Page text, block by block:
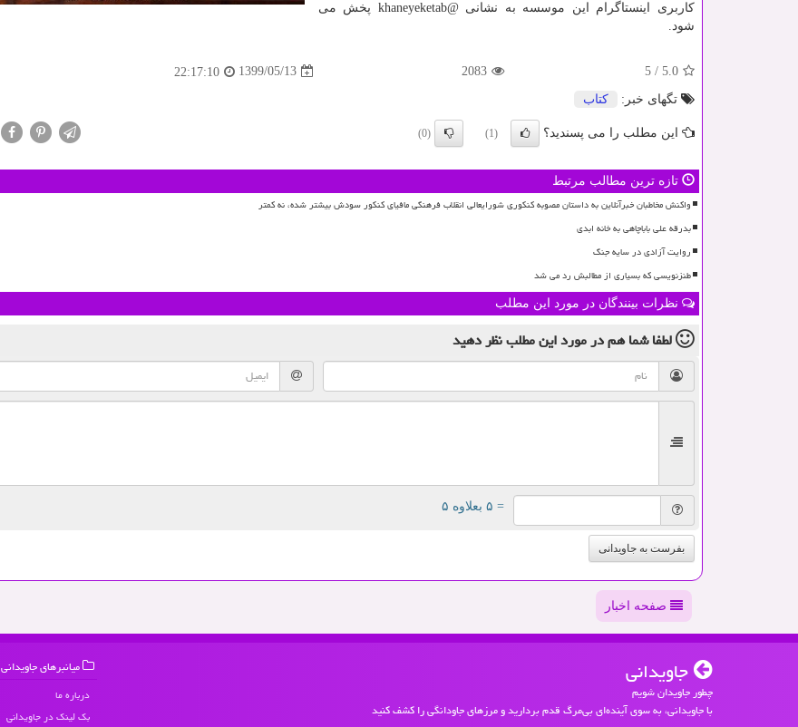
کاربری اینستاگرام این موسسه به نشانی @khaneyeketab پخش می
شود.
5.0
/
5
2083
1399/05/13
22:17:10
تگهای خبر:
كتاب
این مطلب را می پسندید؟ (1)
(0)
تازه ترین مطالب مرتبط
واکنش مخاطبان خبرآنلاین به داستان مصوبه کنکوری شورایعالی انقلاب فرهنگی مافیای کنکور سودش بیشتر شده، نه کمتر
بدرقه علی باباچاهی به خانه ابدی
روایت آزادی در سایه جنگ
طنزنویسی که بسیاری از مطالبش رد می شد
نظرات بینندگان در مورد این مطلب
لطفا شما همدر مورد این مطلبنظر دهید
= ۵ بعلاوه ۵
بفرست به جاویدانی
صفحه اخبار
جاویدانی
چطور جاویدان شویم
با جاویدانی، به سوی آینده‌ای بی‌مرگ قدم بردارید و مرزهای جاودانگی را کشف کنید
میانبرهای جاویدانی
درباره ما
بک لینک در جاویدانی